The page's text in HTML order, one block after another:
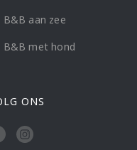
B&B aan zee
B&B met hond
ONS